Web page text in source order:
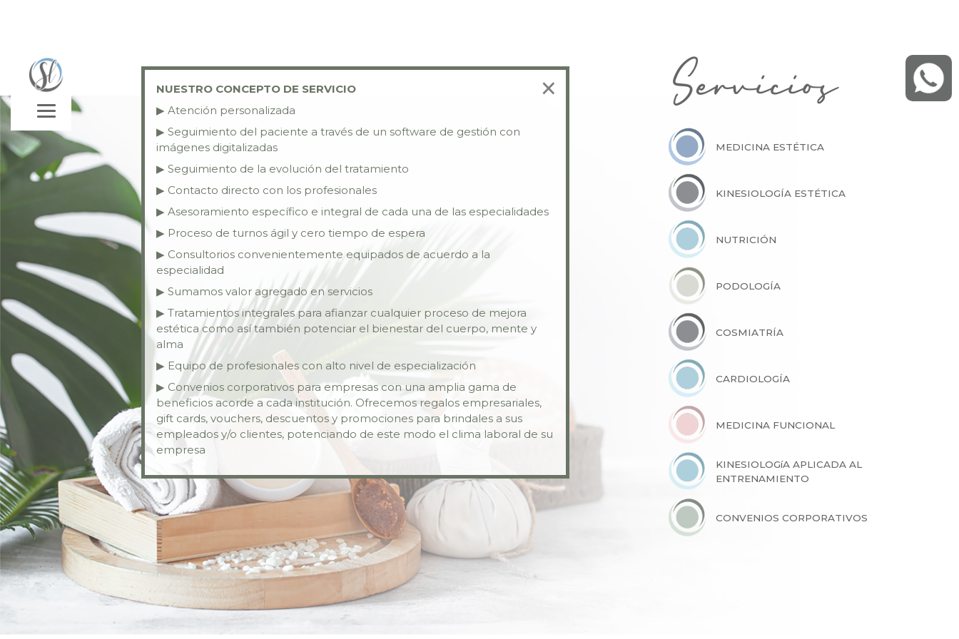
×
NUESTRO CONCEPTO DE SERVICIO
▶ Atención personalizada
▶ Seguimiento del paciente a través de un software de gestión con
imágenes digitalizadas
▶ Seguimiento de la evolución del tratamiento
▶ Contacto directo con los profesionales
▶ Asesoramiento específico e integral de cada una de las especialidades
▶ Proceso de turnos ágil y cero tiempo de espera
▶ Consultorios convenientemente equipados de acuerdo a la
especialidad
▶ Sumamos valor agregado en servicios
▶ Tratamientos integrales para afianzar cualquier proceso de mejora
estética como así también potenciar el bienestar del cuerpo, mente y
alma
▶ Equipo de profesionales con alto nivel de especialización
▶ Convenios corporativos para empresas con una amplia gama de
beneficios acorde a cada institución. Ofrecemos regalos empresariales,
gift cards, vouchers, descuentos y promociones para brindales a sus
empleados y/o clientes, potenciando de este modo el clima laboral de su
empresa
Servicios
MEDICINA ESTÉTICA
KINESIOLOGÍA ESTÉTICA
NUTRICIÓN
PODOLOGÍA
COSMIATRÍA
CARDIOLOGÍA
MEDICINA FUNCIONAL
KINESIOLOGíA APLICADA AL
ENTRENAMIENTO
CONVENIOS CORPORATIVOS